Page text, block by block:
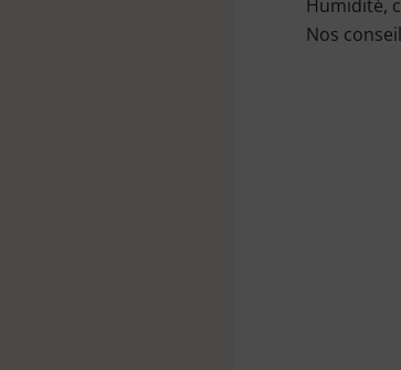
Kit de nettoyageHumidité,
Nos